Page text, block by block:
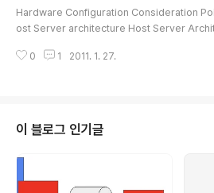
N은 각각 2개 이상의 스위치로 이중화 비용 절감
단위)를 하는 방법 ..
Hardware Configuration Consideration
ost Server architecture Host Server
CPU,메모리,NIC와 Storage 연결 채널들이 고려
서 검토해보면 다음과 같다. NIC teaming NIC
이란, 물리적인 다수의 NIC를 논리적인 하나의 NIC
어서 대역폭을 늘리고, 물리적 NIC의 장애에 대비하
0 1 2011. 1. 27.
이 블로그 인기글